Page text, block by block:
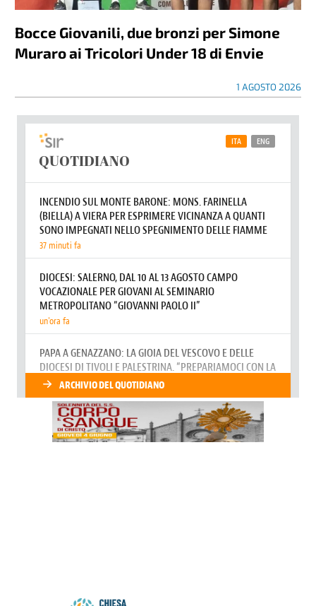
Bocce Giovanili, due bronzi per Simone
Muraro ai Tricolori Under 18 di Envie
1 AGOSTO 2026